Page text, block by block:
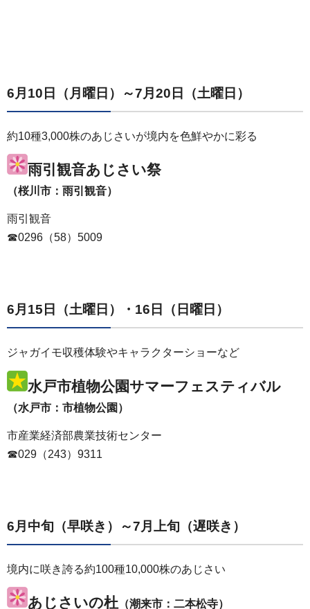
6月10日（月曜日）～7月20日（土曜日）
約10種3,000株のあじさいが境内を色鮮やかに彩る
雨引観音あじさい祭
（桜川市：雨引観音）
雨引観音
☎0296（58）5009
6月15日（土曜日）・16日（日曜日）
ジャガイモ収穫体験やキャラクターショーなど
水戸市植物公園サマーフェスティバル
（水戸市：市植物公園）
市産業経済部農業技術センター
☎029（243）9311
6月中旬（早咲き）～7月上旬（遅咲き）
境内に咲き誇る約100種10,000株のあじさい
あじさいの杜 （潮来市：二本松寺）